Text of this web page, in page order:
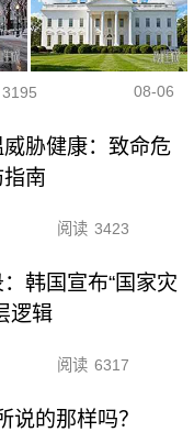
3195 08-06
胁健康：致命危
南
阅读 3423
韩国宣布“国家灾
逻辑
阅读 6317
说的那样吗？